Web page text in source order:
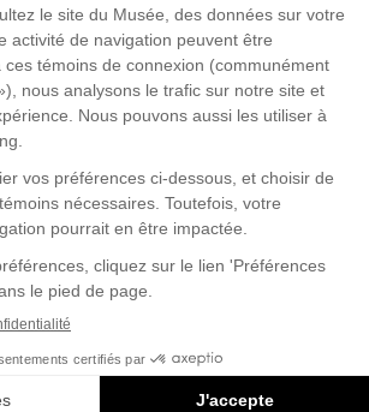
CORPORATIVE
Activités corporatives
professionnels du
tourisme
Politique de confidentialité
Politique d'achat en ligne
DES BEAUX-ARTS DU